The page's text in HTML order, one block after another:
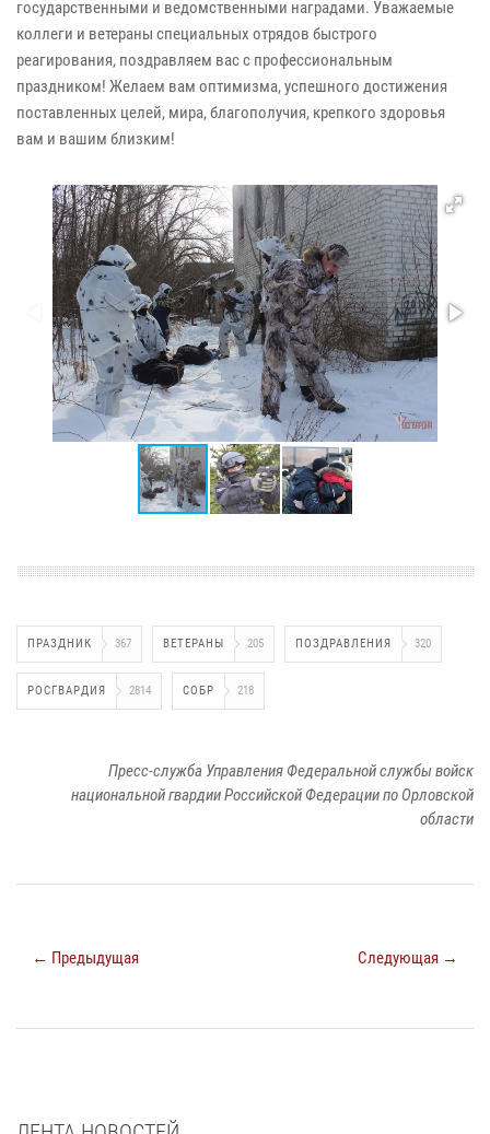
государственными и ведомственными наградами. Уважаемые
коллеги и ветераны специальных отрядов быстрого
реагирования, поздравляем вас с профессиональным
праздником! Желаем вам оптимизма, успешного достижения
поставленных целей, мира, благополучия, крепкого здоровья
вам и вашим близким!
ПРАЗДНИК 367 ВЕТЕРАНЫ 205 ПОЗДРАВЛЕНИЯ 320
РОСГВАРДИЯ 2814 СОБР 218
Пресс-служба Управления Федеральной службы войск
национальной гвардии Российской Федерации по Орловской
области
← Предыдущая Следующая →